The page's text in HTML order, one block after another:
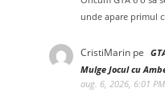
unde apare primul
CristiMarin pe
Mulge Jocul cu
aug. 6, 2026, 6:01 PM